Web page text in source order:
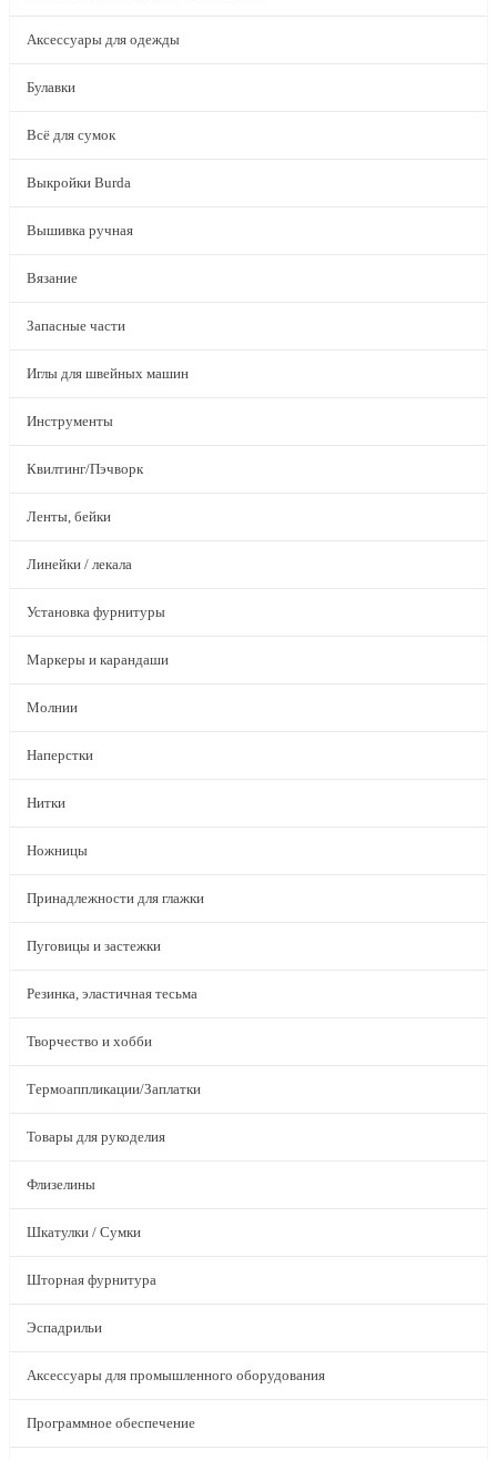
Аксессуары для одежды
Булавки
Всё для сумок
Выкройки Burda
Вышивка ручная
Вязание
Запасные части
Иглы для швейных машин
Инструменты
Квилтинг/Пэчворк
Ленты, бейки
Линейки / лекала
Установка фурнитуры
Маркеры и карандаши
Молнии
Наперстки
Нитки
Ножницы
Принадлежности для глажки
Пуговицы и застежки
Резинка, эластичная тесьма
Творчество и хобби
Термоаппликации/Заплатки
Товары для рукоделия
Флизелины
Шкатулки / Сумки
Шторная фурнитура
Эспадрильи
Аксессуары для промышленного оборудования
Программное обеспечение